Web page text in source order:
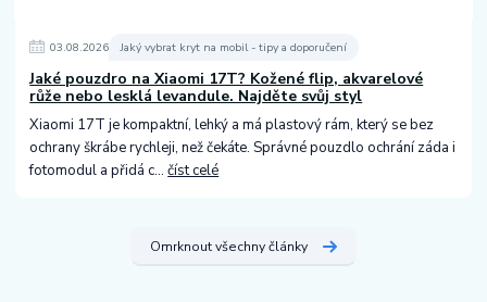
03.08.2026 Jaký vybrat kryt na mobil - tipy a doporučení
Jaké pouzdro na Xiaomi 17T? Kožené flip, akvarelové
růže nebo lesklá levandule. Najděte svůj styl
Xiaomi 17T je kompaktní, lehký a má plastový rám, který se bez
ochrany škrábe rychleji, než čekáte. Správné pouzdlo ochrání záda i
fotomodul a přidá c...číst celé
Omrknout všechny články